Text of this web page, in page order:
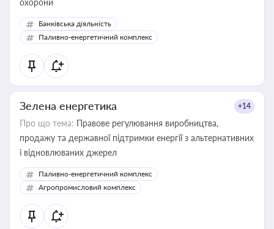
охорони
Банківська діяльність
Паливно-енергетичний комплекс
Зелена енергетика +14
Про що тема: Правове регулювання виробництва,
продажу та державної підтримки енергії з альтернативних
і відновлюваних джерел
Паливно-енергетичний комплекс
Агропромисловий комплекс